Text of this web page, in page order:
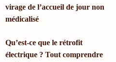
virage de l’accueil de jour non
médicalisé
Qu’est-ce que le rétrofit
électrique ? Tout comprendre